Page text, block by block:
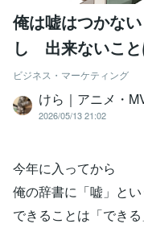
俺は嘘はつかな
し 出来ないこと
ビジネス・マーケティング
けら｜アニメ・
2026/05/13 21:02
今年に入ってから
俺の辞書に「嘘」とい
できることは「でき